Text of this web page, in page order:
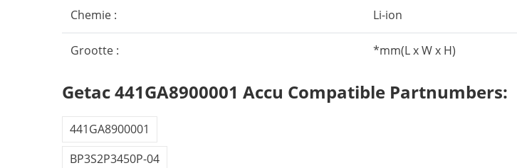
Chemie : Li-ion
Grootte : *mm(L x W x H)
Getac 441GA8900001 Accu Compatible Partnumbers:
441GA8900001
BP3S2P3450P-04